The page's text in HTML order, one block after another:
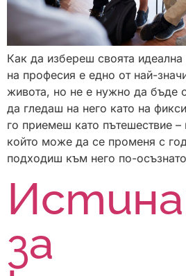
Как да избереш своята
на професия е едно от най-
живота, но не е нужно да бъде
да гледаш на него като на
го приемеш като пътешествие –
който може да се променя с
подходиш към него по-
за